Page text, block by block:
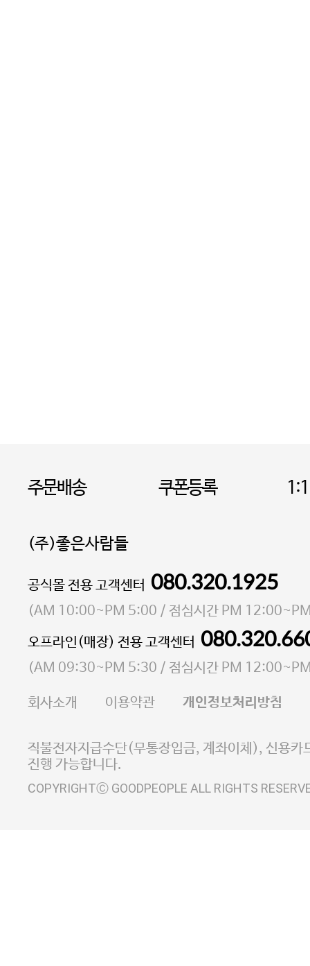
주문배송 쿠폰등록
(주)좋은사람들
대표 이성현,박영환| 개인정보관리책임자 김상현
소재지 서울특별시 마포구 마포대로4다길 41 마포
통신판매업 신고번호 2023-서울마포-3931호
사업자등록번호 105-81-58242
E-MAIL goodpeople@gpin.co.kr
사업자정보확인
이니시스 에스크로 서비
공식몰 전용 고객센터 080.320.1925
(AM 10:00~PM 5:00 / 점심시간 PM
오프라인(매장) 전용 고객센터
(AM 09:30~PM 5:30 / 점심시간 PM
회사소개 이용약관 개인정보처리방침
직불전자지급수단(무통장입금, 계좌이체), 신용카
진행 가능합니다.
COPYRIGHTⒸ GOODPEOPLE ALL RIGHTS